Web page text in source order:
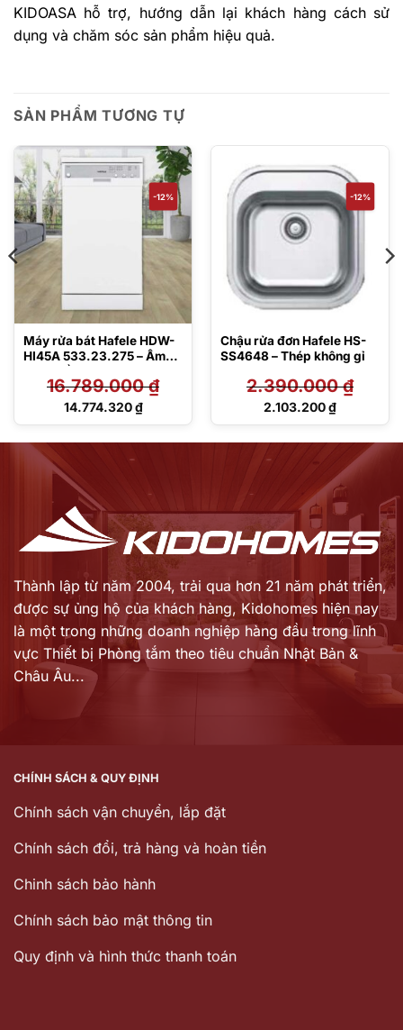
KIDOASA hỗ trợ, hướng dẫn lại khách hàng cách sử
dụng và chăm sóc sản phẩm hiệu quả.
SẢN PHẨM TƯƠNG TỰ
-12%
Máy rửa bát Hafele HDW-
HI45A 533.23.275 – Âm
16.789.000₫
Giá
14.774.320₫
Giá
-12%
Chậu rửa đơn Hafele HS-
SS4648 – Thép không gỉ
2.390.000₫
Giá
2.390.000 ₫.
2.103.200₫
Giá
2.103.200 ₫.
Thành lập từ năm 2004, trải qua hơn 21 năm phát triển,
được sự ủng hộ của khách hàng, Kidohomes hiện nay
là một trong những doanh nghiệp hàng đầu trong lĩnh
vực Thiết bị Phòng tắm theo tiêu chuẩn Nhật Bản &
Châu Âu...
CHÍNH SÁCH & QUY ĐỊNH
Chính sách vận chuyển, lắp đặt
Chính sách đổi, trả hàng và hoàn tiền
Chinh sách bảo hành
Chính sách bảo mật thông tin
Quy định và hình thức thanh toán